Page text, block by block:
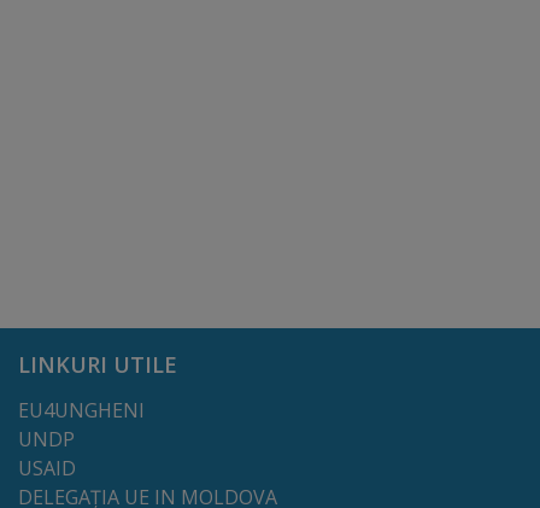
municipale
Comgaz-
LINKURI UTILE
EU4UNGHENI
UNDP
USAID
DELEGAȚIA UE IN MOLDOVA